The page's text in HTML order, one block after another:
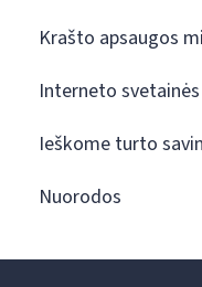
Krašto apsaugos
Interneto
Ieškome turto
Nuorodos